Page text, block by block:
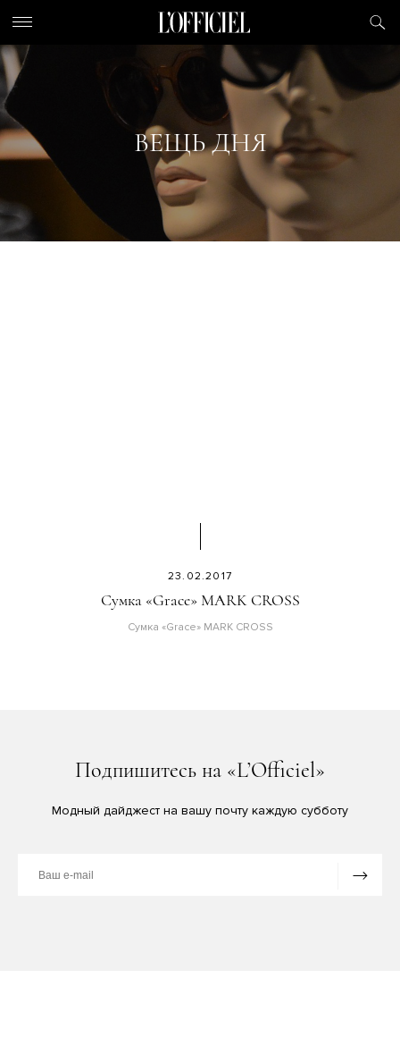
ВЕЩЬ ДНЯ
23.02.2017
Сумка «Grace» MARK CROSS
Сумка «Grace» MARK CROSS
Подпишитесь на «L’Officiel»
Модный дайджест на вашу почту каждую субботу